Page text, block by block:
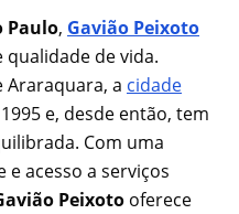
Paulo, Gavião Peixoto
qualidade de vida.
a cidade
e, desde então, tem
Com uma
acesso a serviços
Peixoto oferece